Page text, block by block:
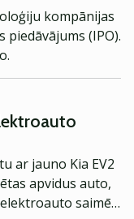
kompānijas
(IPO).
ar jauno Kia EV2
apvidus auto,
saimē